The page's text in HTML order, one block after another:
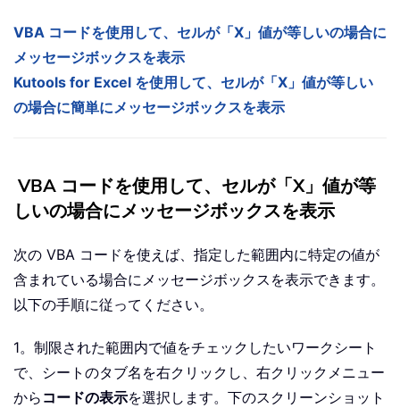
VBA コードを使用して、セルが「X」値が等しいの場合に
メッセージボックスを表示
Kutools for Excel を使用して、セルが「X」値が等しい
の場合に簡単にメッセージボックスを表示
VBA コードを使用して、セルが「X」値が等
しいの場合にメッセージボックスを表示
次の VBA コードを使えば、指定した範囲内に特定の値が
含まれている場合にメッセージボックスを表示できます。
以下の手順に従ってください。
1。制限された範囲内で値をチェックしたいワークシート
で、シートのタブ名を右クリックし、右クリックメニュー
から コードの表示を選択します。下のスクリーンショット